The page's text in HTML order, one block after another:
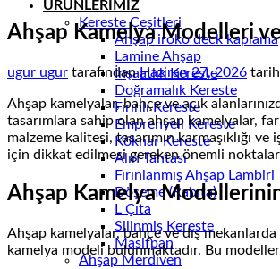
ÜRÜNLERİMİZ
Kereste Çeşitleri
Ahşap iroko deck kaplama
Lamine Ahşap
İnşaatlık Kereste
Doğramalık Kereste
Fırınlı Kereste
Emprenyeli Kereste
Köknar Kereste
Alın Tahtası
Fırınlanmış Ahşap Lambiri
Döşeme (Rabıta)
L Çıta
Silinmiş Kereste
Masifpan
Ahşap Merdiven
Ahşap Kamelya Modelleri
ugur ugur tarafından Haziran 27, 2026
Ahşap kamelyalar, bahçe ve açık
tasarımlara sahip olan ahşap kamelyalar,
malzeme kalitesi, tasarımın karmaşıklığı
için dikkat edilmesi gereken önemli
Ahşap Kamelya
Ahşap kamelyalar, bahçe ve dış
kamelya modeli bulunmaktadır. Bu